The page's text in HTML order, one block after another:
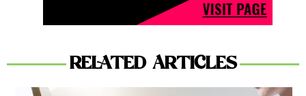
RELATED ARTICLES